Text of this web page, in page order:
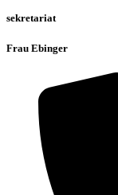
sekretariat
Frau Ebinger